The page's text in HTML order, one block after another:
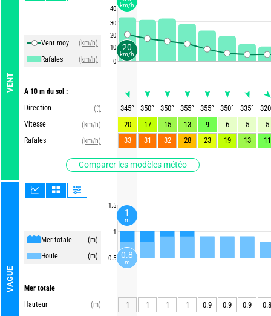
VENT
Vent moy
(km/h)
Rafales
(km/h)
A 10 m du sol :
Direction
(°)
Vitesse
(km/h)
Rafales
(km/h)
Comparer les modèles météo
VAGUE
Mer totale
(m)
Houle
(m)
Mer totale
Hauteur
(m)
40
30
20
10
0
1.5
1
0.5
345° 350° 350° 355° 355° 350° 335°
320
20
17 15 13 9 6 5
5
33
31 32 28 23 19 13 11
1 1 1 1 0.9 0.9 0.9 0.8
20
km/h
km/h
0.8
m
1
m